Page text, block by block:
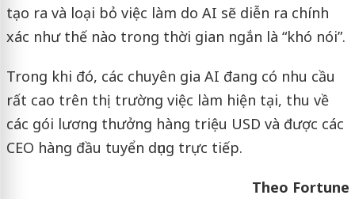
tạo ra và loại bỏ việc làm do AI sẽ diễn ra chính
xác như thế nào trong thời gian ngắn là “khó nói”.
Trong khi đó, các chuyên gia AI đang có nhu cầu
rất cao trên thị trường việc làm hiện tại, thu về
các gói lương thưởng hàng triệu USD và được các
CEO hàng đầu tuyển dụng trực tiếp.
Theo Fortune